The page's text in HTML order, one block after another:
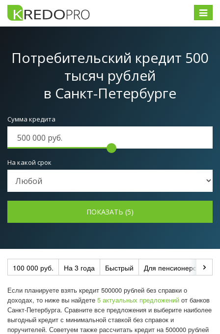
Меню
Потребительский кредит 500
тысяч рублей
в Санкт-Петербурге
Сумма кредита
На какой срок
100 000 руб. На 3 года Быстрый Для пенсионеров
Если планируете взять кредит 500000 рублей без справки о
доходах, то ниже вы найдете 5 актуальных предложений от банков
Санкт-Петербурга. Сравните все предложения и выберите наиболее
выгодный кредит с минимальной ставкой без справок и
поручителей. Советуем также рассчитать кредит на 500000 рублей